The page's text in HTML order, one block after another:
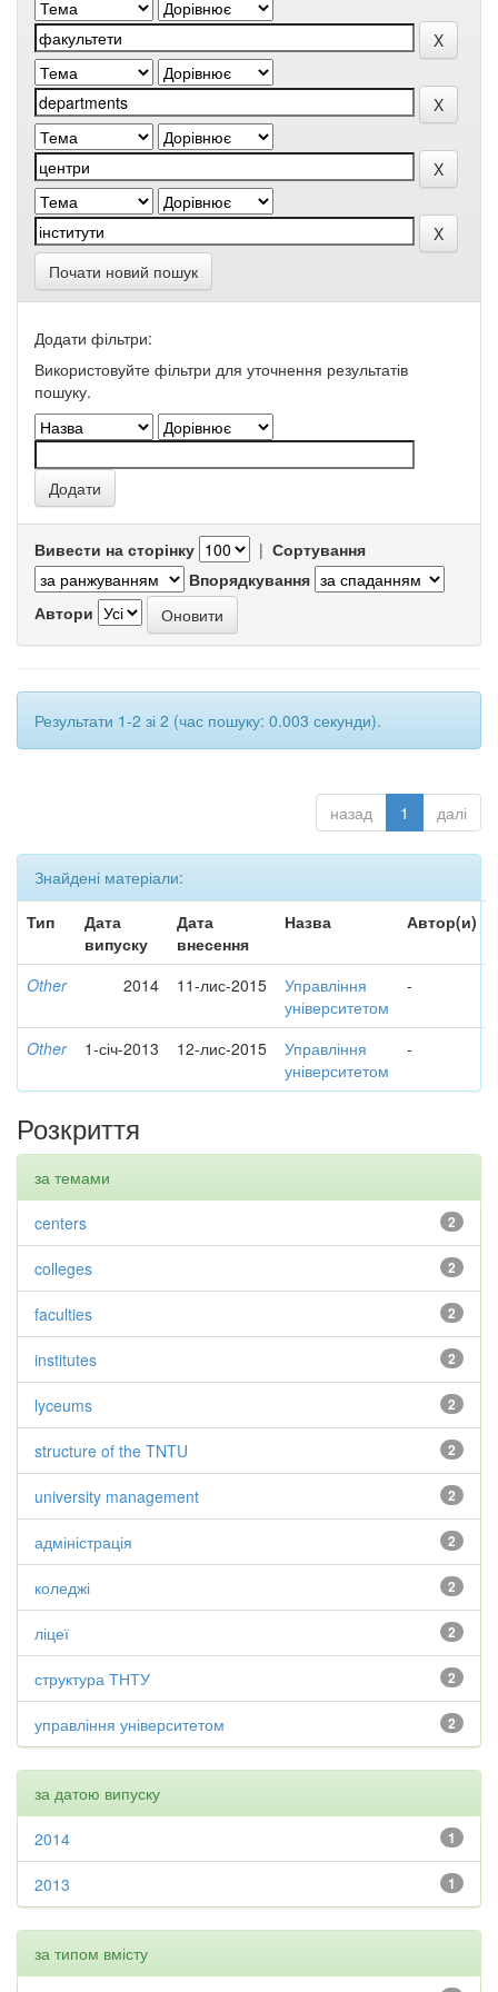
Почати новий пошук
Додати фільтри:
Використовуйте фільтри для уточнення результатів
пошуку.
Вивести на сторінку | Сортування
Впорядкування
Автори
Результати 1-2 зі 2 (час пошуку: 0.003 секунди).
назад 1 далі
Знайдені матеріали:
Тип
Дата
випуску
Дата
внесення
Назва Автор(и)
Other 2014 11-лис-2015
Управління
університетом
-
Other 1-січ-2013 12-лис-2015
Управління
університетом
-
Розкриття
за темами
2
centers
2
colleges
2
faculties
2
institutes
2
lyceums
2
structure of the TNTU
2
university management
2
адміністрація
2
коледжі
2
ліцеї
2
структура ТНТУ
2
управління університетом
за датою випуску
1
2014
1
2013
за типом вмісту